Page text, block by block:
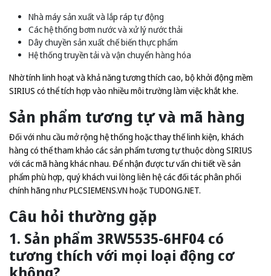
Nhà máy sản xuất và lắp ráp tự động
Các hệ thống bơm nước và xử lý nước thải
Dây chuyền sản xuất chế biến thực phẩm
Hệ thống truyền tải và vận chuyển hàng hóa
Nhờ tính linh hoạt và khả năng tương thích cao, bộ khởi động mềm
SIRIUS có thể tích hợp vào nhiều môi trường làm việc khắt khe.
Sản phẩm tương tự và mã hàng
Đối với nhu cầu mở rộng hệ thống hoặc thay thế linh kiện, khách
hàng có thể tham khảo các sản phẩm tương tự thuộc dòng SIRIUS
với các mã hàng khác nhau. Để nhận được tư vấn chi tiết về sản
phẩm phù hợp, quý khách vui lòng liên hệ các đối tác phân phối
chính hãng nhưPLCSIEMENS.VN hoặc TUDONG.NET.
Câu hỏi thường gặp
1. Sản phẩm 3RW5535-6HF04 có
tương thích với mọi loại động cơ